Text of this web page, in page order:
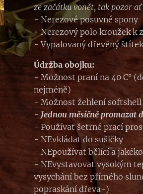
ze začátku vonět, tak pozor
- Nerezové posuvné spony
- Nerezový polo kroužek k
- Vypalovaný dřevěný
Údržba obojku:
- Možnost praní na 40 C°
nejméně)
- Možnost žehlení softshell
- Jednou měsíčně promazat
- Používat šetrné prací
- NEvkládat do sušičky
- NEpoužívat bělící a
- NEvystavovat vysokým
vysychání bez přímého
popraskání dřeva-)